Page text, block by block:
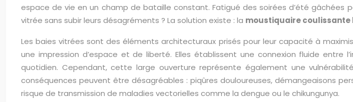
espace de vie en un champ de bataille constant. Fatigué des soirées d’été
vitrée sans subir leurs désagréments ? La solution existe : la moustiquaire coulissante
Les baies vitrées sont des éléments architecturaux prisés pour leur capacité à
une impression d’espace et de liberté. Elles établissent une connexion fluide
quotidien. Cependant, cette large ouverture représente également une
conséquences peuvent être désagréables : piqûres douloureuses, démangeaisons
risque de transmission de maladies vectorielles comme la dengue ou le chikungunya.